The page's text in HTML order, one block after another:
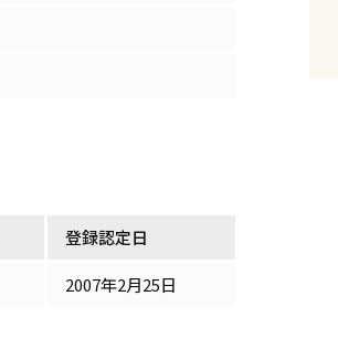
登録認定日
2007年2月25日